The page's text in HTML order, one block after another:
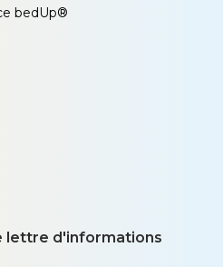
bedUp®
lettre d'informations